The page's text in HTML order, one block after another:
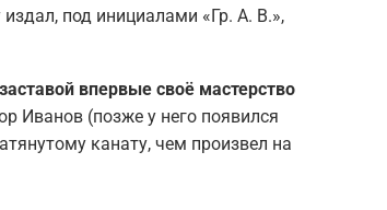
под инициалами «Гр. А. В.»,
впервые своё мастерство
Иванов (позже у него появился
канату, чем произвел на